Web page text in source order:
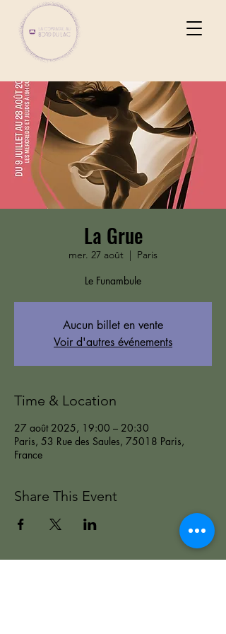
La Grue
mer. 27 août
  |
Paris
Le Funambule
Aucun billet en vente
Voir d'autres événements
Time & Location
27 août 2025, 19:00 – 20:30
Paris, 53 Rue des Saules, 75018 Paris,
France
Share This Event